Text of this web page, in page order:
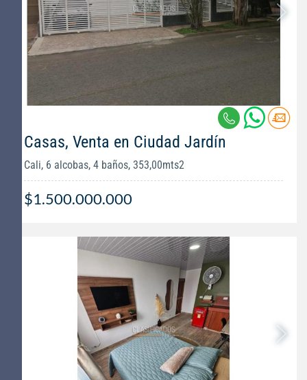
Casas, Venta en Ciudad Jardín
Cali, 6 alcobas, 4 baños, 353,00mts2
$1.500.000.000